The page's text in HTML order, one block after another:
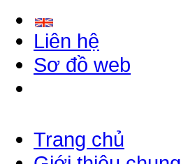
Liên hệ
Sơ đồ web
Trang chủ